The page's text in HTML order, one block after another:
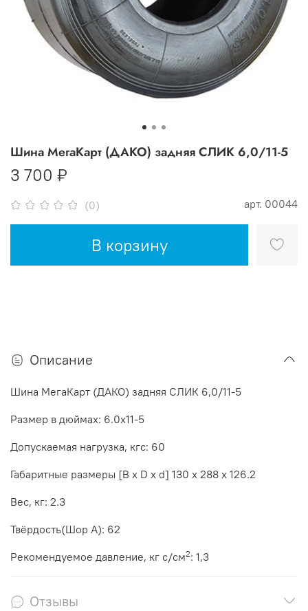
(0) арт. 00044
Шина МегаКарт (ДАКО) задняя СЛИК 6,0/11-5
3 700 ₽
В корзину
Описание
Шина МегаКарт (ДАКО) задняя СЛИК 6,0/11-5
Размер в дюймах: 6.0x11-5
Допускаемая нагрузка, кгс: 60
Габаритные размеры [B х D x d] 130 x 288 x 126.2
Вес, кг: 2.3
Твёрдость(Шор А): 62
Рекомендуемое давление, кг с/см2: 1,3
Отзывы